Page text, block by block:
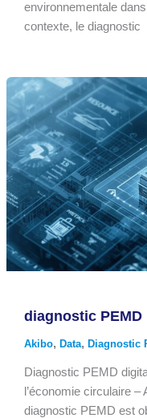
environnementale
contexte, le diagnostic
diagnostic PEMD
Akibo, Data, Diagnostic
Diagnostic PEMD
l’économie circulaire
diagnostic PEMD est